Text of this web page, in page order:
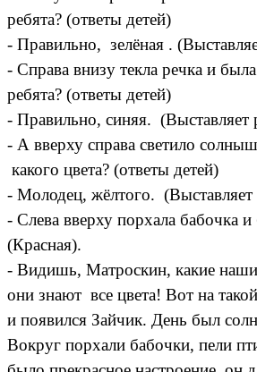
ребята? (ответы детей)
- Правильно, зелёная .
- Справа внизу текла речка и
ребята? (ответы детей)
- Правильно, синяя. (Выставляет
- А вверху справа светило
какого цвета? (ответы детей)
- Молодец, жёлтого.
- Слева вверху порхала бабочка
(Красная).
- Видишь, Матроскин, какие
они знают все цвета! Вот на
и появился Зайчик. День был
Вокруг порхали бабочки, пели